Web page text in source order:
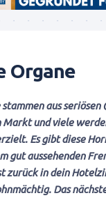
Organe
aus seriösen
und viele
Es gibt diese
gut aussehenden
zurück in dein
Das